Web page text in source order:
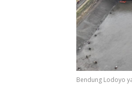
Bendung Lodoyo